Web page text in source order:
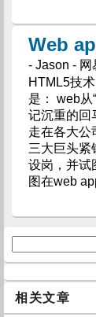
Web
- Jason -
HTML5技
是： web从
记沉重的回
走在各大公
三大巨头紧
设岗，并试
图在web
相关文章